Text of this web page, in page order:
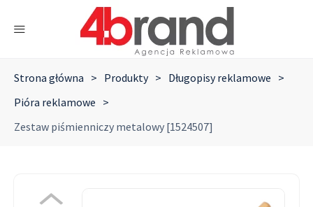
Strona główna > Produkty > Długopisy reklamowe >
Pióra reklamowe >
Zestaw piśmienniczy metalowy [1524507]